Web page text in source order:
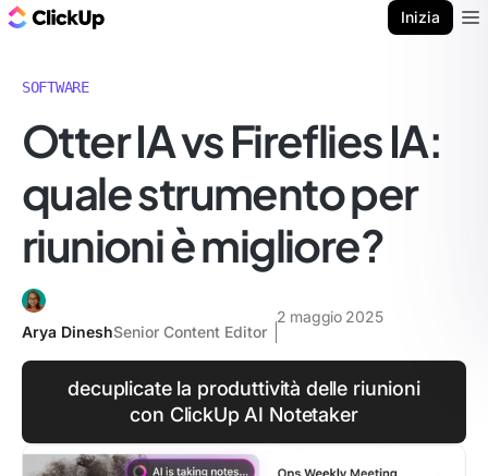
Inizia
SOFTWARE
Otter IA vs Fireflies IA:
quale strumento per
riunioni è migliore?
Arya DineshSenior Content Editor
2 maggio 2025
decuplicate la produttività delle riunioni
con ClickUp AI Notetaker